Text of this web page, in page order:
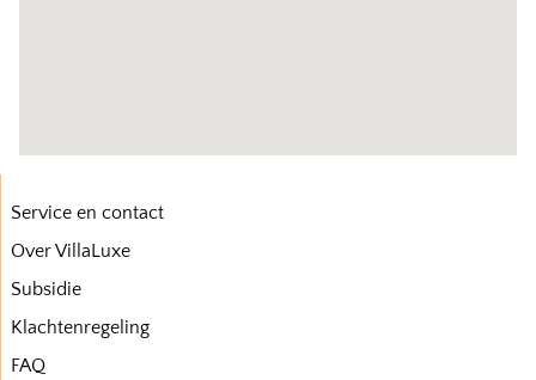
Service en contact
Over VillaLuxe
Subsidie
Klachtenregeling
FAQ